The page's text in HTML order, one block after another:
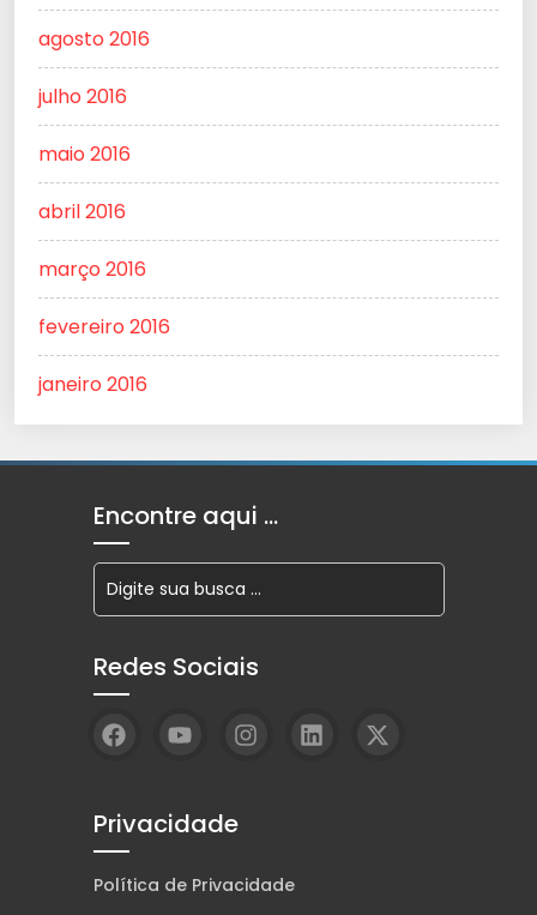
agosto 2016
julho 2016
maio 2016
abril 2016
março 2016
fevereiro 2016
janeiro 2016
Encontre aqui …
Redes Sociais
Privacidade
Política de Privacidade